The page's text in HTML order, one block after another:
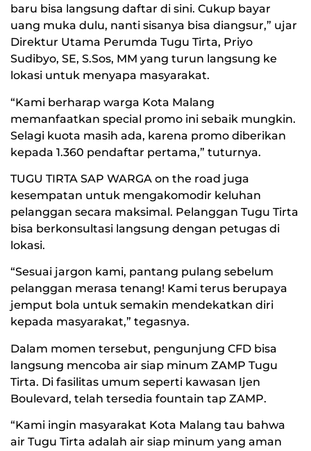
baru bisa langsung daftar di sini. Cukup bayar
uang muka dulu, nanti sisanya bisa diangsur,” ujar
Direktur Utama Perumda Tugu Tirta, Priyo
Sudibyo, SE, S.Sos, MM yang turun langsung ke
lokasi untuk menyapa masyarakat.
“Kami berharap warga Kota Malang
memanfaatkan special promo ini sebaik mungkin.
Selagi kuota masih ada, karena promo diberikan
kepada 1.360 pendaftar pertama,” tuturnya.
TUGU TIRTA SAP WARGA on the road juga
kesempatan untuk mengakomodir keluhan
pelanggan secara maksimal. Pelanggan Tugu Tirta
bisa berkonsultasi langsung dengan petugas di
lokasi.
“Sesuai jargon kami, pantang pulang sebelum
pelanggan merasa tenang! Kami terus berupaya
jemput bola untuk semakin mendekatkan diri
kepada masyarakat,” tegasnya.
Dalam momen tersebut, pengunjung CFD bisa
langsung mencoba air siap minum ZAMP Tugu
Tirta. Di fasilitas umum seperti kawasan Ijen
Boulevard, telah tersedia fountain tap ZAMP.
“Kami ingin masyarakat Kota Malang tau bahwa
air Tugu Tirta adalah air siap minum yang aman